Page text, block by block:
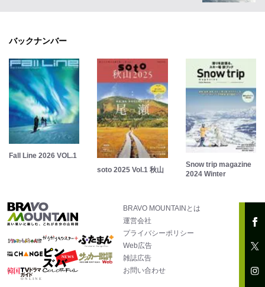
バックナンバー
Fall Line 2026 VOL.1
soto 2025 Vol.1 秋山
Snow trip magazine
2024 Winter
BRAVO MOUNTAINとは
運営会社
プライバシーポリシー
Web広告
雑誌広告
お問い合わせ